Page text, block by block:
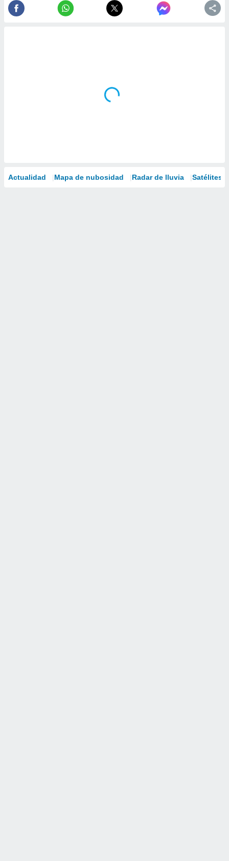
Actualidad Mapa de nubosidad Radar de lluvia Satélites